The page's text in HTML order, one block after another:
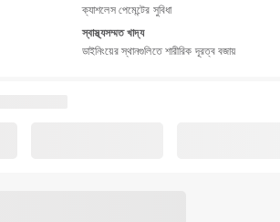
ক্যাশলেস পেমেন্টের সুবিধা
স্বাস্থ্যসম্মত খাদ্য
ডাইনিংয়ের স্থানগুলিতে শারীরিক দূরত্ব বজায়